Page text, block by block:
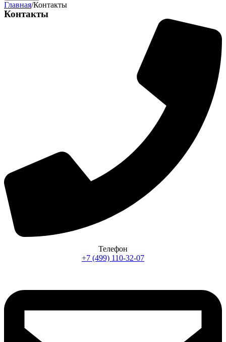
Главная/Контакты
Контакты
Телефон
+7 (499) 110-32-07